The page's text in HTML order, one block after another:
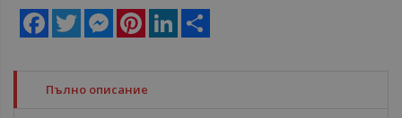
Facebook
Twitter MessengerPinterestLinkedIn
Пълно описание